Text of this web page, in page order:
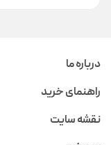
درباره ما
راهنمای خرید
نقشه سایت